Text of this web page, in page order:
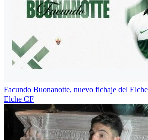
Facundo Buonanotte, nuevo fichaje del Elche
Elche CF